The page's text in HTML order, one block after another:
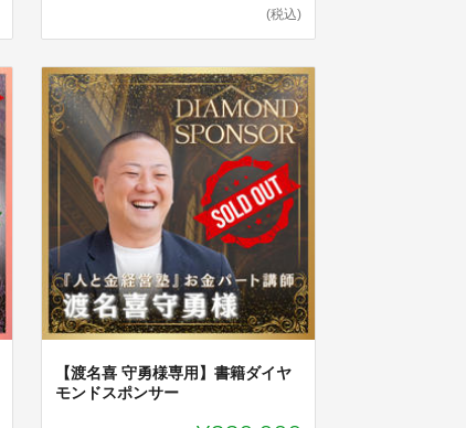
(税込)
【渡名喜 守勇様専用】書籍ダイヤ
モンドスポンサー